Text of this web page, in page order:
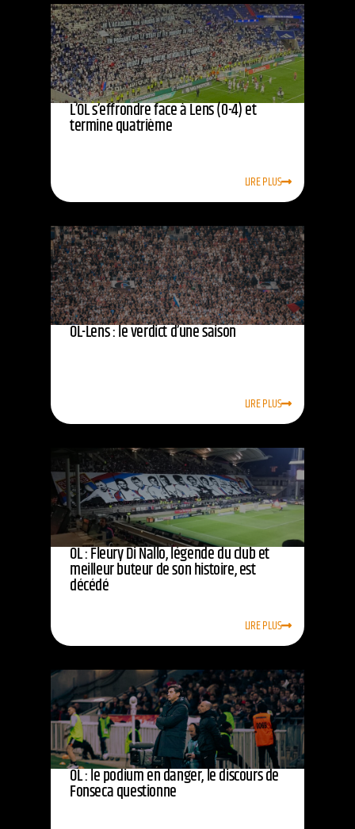
L’OL s’effrondre face à Lens (0-4) et
termine quatrième
LIRE PLUS
OL-Lens : le verdict d’une saison
LIRE PLUS
OL : Fleury Di Nallo, légende du club et
meilleur buteur de son histoire, est
décédé
LIRE PLUS
OL : le podium en danger, le discours de
Fonseca questionne